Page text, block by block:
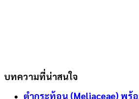
บทความที่น่าสนใจ
ตำกระท้อน (Meliaceae) พร้